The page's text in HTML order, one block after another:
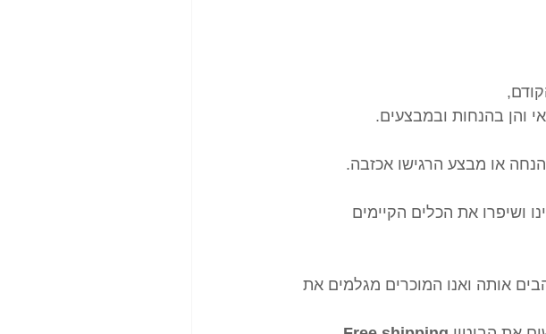
והן בהנחות ובמבצעים.
או מבצע הרגישו אכזבה.
ושיפרו את הכלים הקיימים
אותה ואנו המוכרים מגלמים את